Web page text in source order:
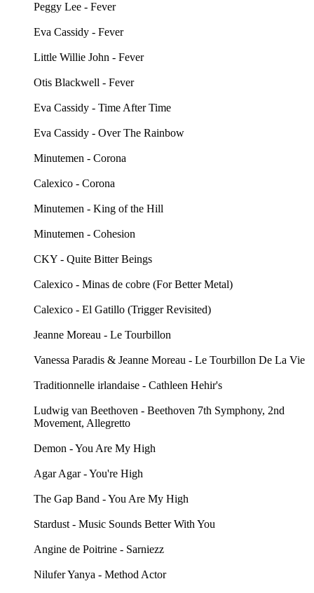
Peggy Lee - Fever
Eva Cassidy - Fever
Little Willie John - Fever
Otis Blackwell - Fever
Eva Cassidy - Time After Time
Eva Cassidy - Over The Rainbow
Minutemen - Corona
Calexico - Corona
Minutemen - King of the Hill
Minutemen - Cohesion
CKY - Quite Bitter Beings
Calexico - Minas de cobre (For Better Metal)
Calexico - El Gatillo (Trigger Revisited)
Jeanne Moreau - Le Tourbillon
Vanessa Paradis & Jeanne Moreau - Le Tourbillon De La Vie
Traditionnelle irlandaise - Cathleen Hehir's
Ludwig van Beethoven - Beethoven 7th Symphony, 2nd
Movement, Allegretto
Demon - You Are My High
Agar Agar - You're High
The Gap Band - You Are My High
Stardust - Music Sounds Better With You
Angine de Poitrine - Sarniezz
Nilufer Yanya - Method Actor